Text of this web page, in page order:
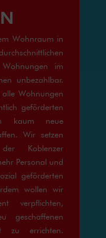
Wohnraum in
im
unbezahlbar.
Wohnungen
geförderten
kaum neue
Wir setzen
Koblenzer
Personal und
geförderten
wollen wir
verpflichten,
geschaffenen
zu errichten.